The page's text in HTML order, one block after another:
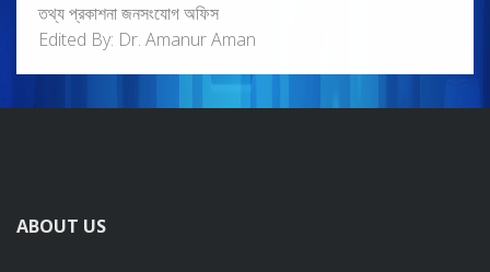
তথ্য প্রকাশনা জনসংযোগ অফিস
Edited By: Dr. Amanur Aman
ABOUT US